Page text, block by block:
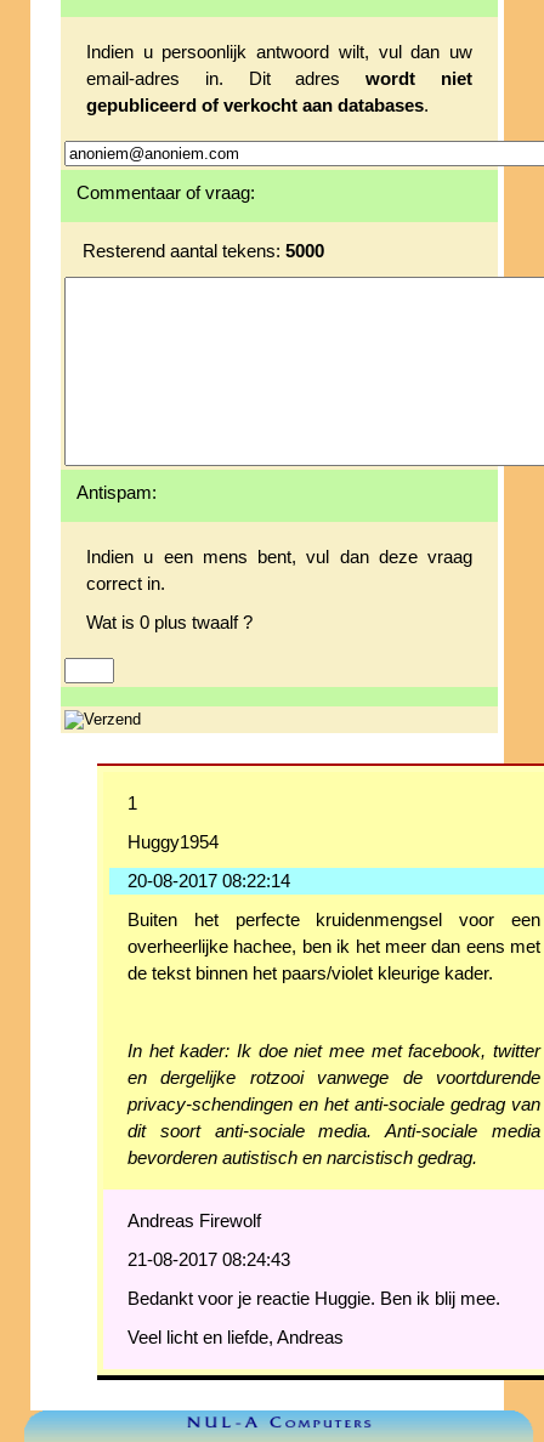
Indien u persoonlijk antwoord wilt, vul dan uw
email-adres in. Dit adreswordt niet
gepubliceerd of verkocht aan databases.
Commentaar of vraag:
Resterend aantal tekens: 5000
Antispam:
Indien u een mens bent, vul dan deze vraag
correct in.
Wat is 0 plus twaalf ?
1
Huggy1954
20-08-2017 08:22:14
Buiten het perfecte kruidenmengsel voor een
overheerlijke hachee, ben ik het meer dan eens met
de tekst binnen het paars/violet kleurige kader.
In het kader: Ik doe niet mee met facebook, twitter
en dergelijke rotzooi vanwege de voortdurende
privacy-schendingen en het anti-sociale gedrag van
dit soort anti-sociale media. Anti-sociale media
bevorderen autistisch en narcistisch gedrag.
Andreas Firewolf
21-08-2017 08:24:43
Bedankt voor je reactie Huggie. Ben ik blij mee.
Veel licht en liefde, Andreas